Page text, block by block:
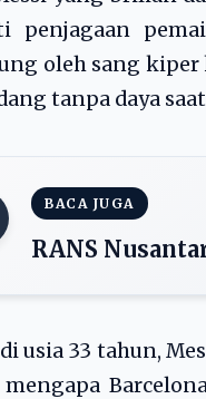
penjagaan
oleh sang kiper
tanpa daya
BACA JUGA
RANS
usia 33 tahun,